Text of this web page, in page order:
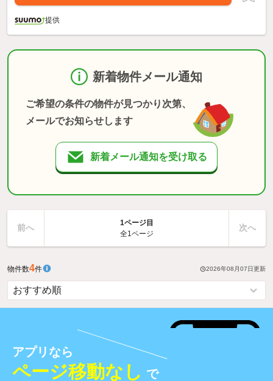
提供
新着物件メール通知
ご希望の条件の物件が見つかり次第、
メールでお知らせします
新着メール通知を受け取る
前へ
1ページ目
全1ページ
次へ
物件数4件 2026年08月07日更新
アプリなら
ページ移動なし で